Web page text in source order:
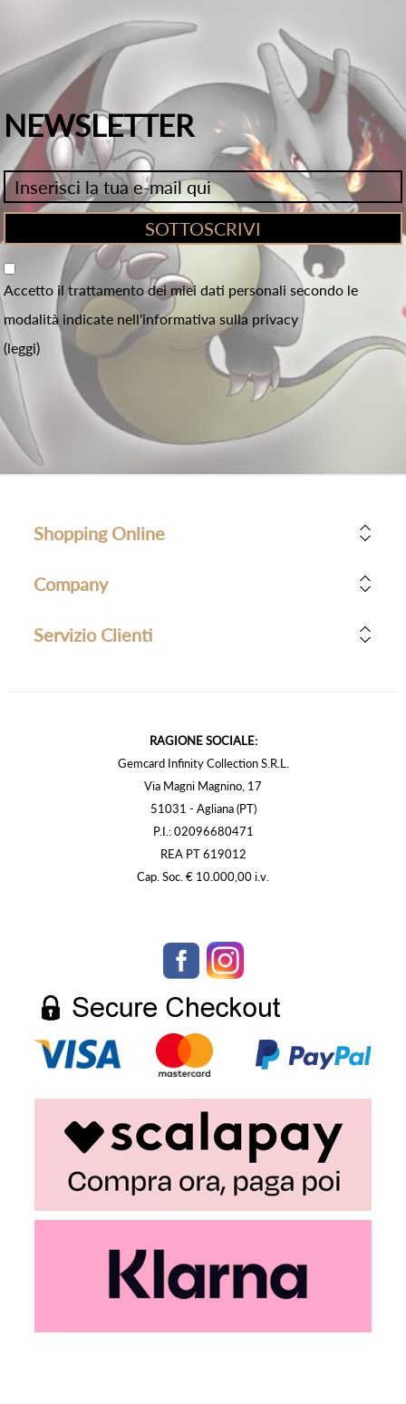
NEWSLETTER
Accetto il trattamento dei miei dati personali secondo le
modalità indicate nell'informativa sulla privacy
(leggi)
Shopping Online
Company
Servizio Clienti
RAGIONE SOCIALE:
Gemcard Infinity Collection S.R.L.
Via Magni Magnino, 17
51031 - Agliana (PT)
P.I.: 02096680471
REA PT 619012
Cap. Soc. € 10.000,00 i.v.